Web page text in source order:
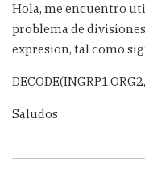
Hola, me encuentro
problema de
expresion, tal como
Saludos